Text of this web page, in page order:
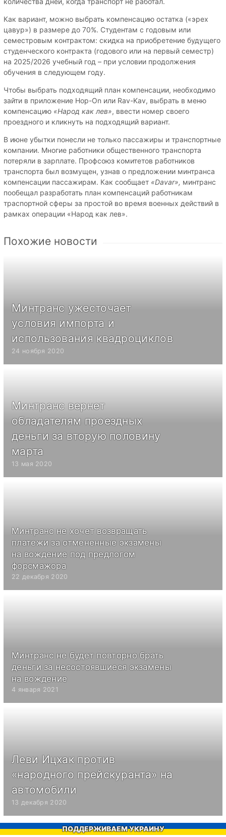
Как вариант, можно выбрать компенсацию остатка («эрех
цавур») в размере до 70%. Студентам с годовым или
семестровым контрактом: скидка на приобретение будущего
студенческого контракта (годового или на первый семестр)
на 2025/2026 учебный год – при условии продолжения
обучения в следующем году.
Чтобы выбрать подходящий план компенсации, необходимо
зайти в приложение Hop-On или Rav-Kav, выбрать в меню
компенсацию «Народ как лев», ввести номер своего
проездного и кликнуть на подходящий вариант.
В июне убытки понесли не только пассажиры и транспортные
компании. Многие работники общественного транспорта
потеряли в зарплате. Профсоюз комитетов работников
транспорта был возмущен, узнав о предложении минтранса
компенсации пассажирам. Как сообщает «Davar», минтранс
пообещал разработать план компенсаций работникам
траспортной сферы за простой во время военных действий в
рамках операции «Народ как лев».
Похожие новости
Минтранс ужесточает
условия импорта и
использования квадроциклов
24 ноября 2020
Минтранс вернет
обладателям проездных
деньги за вторую половину
марта
13 мая 2020
Минтранс не хочет возвращать
платежи за отмененные экзамены
на вождение под предлогом
форсмажора
22 декабря 2020
Минтранс не будет повторно брать
деньги за несостоявшиеся экзамены
на вождение
4 января 2021
Леви Ицхак против
«народного прейскуранта» на
автомобили
13 декабря 2020
ПОДДЕРЖИВАЕМ УКРАИНУ